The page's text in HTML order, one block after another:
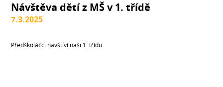
Návštěva dětí z MŠ v 1. třídě
7.3.2025
Předškoláčci navštíví naši 1. třídu.